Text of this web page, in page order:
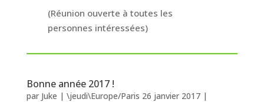
(Réunion ouverte à toutes les
personnes intéressées)
Bonne année 2017 !
par Juke | \jeudi\Europe/Paris 26 janvier 2017|